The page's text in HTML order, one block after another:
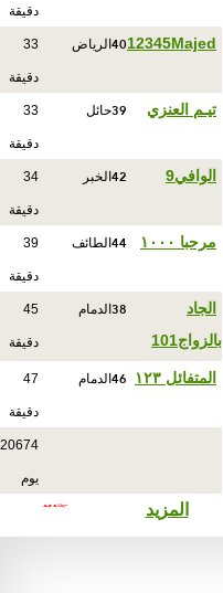
دقيقة
12345Majed
40 الرياض 33
دقيقة
تيـم العنزي 39حائل 33
دقيقة
الوافي9 42 الخبر 34
دقيقة
مرحبا ١٠٠٠ 44 الطائف 39
دقيقة
الجاد
بالزواج101
38 الدمام 45
دقيقة
المتفائل ١٢٣ 46 الدمام 47
دقيقة
20674
يوم
المزيد